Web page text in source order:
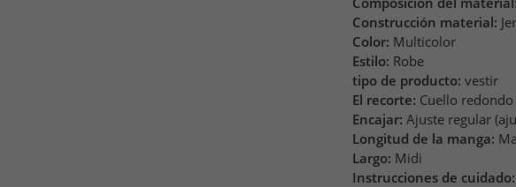
Construcción material:
Color: Multicolor
Estilo: Robe
tipo de producto: vestir
El recorte: Cuello redondo
Encajar: Ajuste regular
Longitud de la manga:
Largo: Midi
Instrucciones de cuidado: